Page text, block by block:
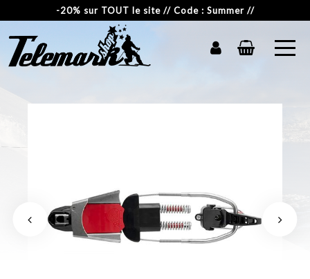
-20% sur TOUT le site // Code : Summer //